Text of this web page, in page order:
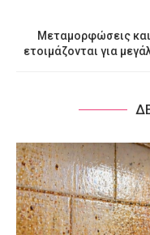
Μεταμορφώσεις
ετοιμάζονται για